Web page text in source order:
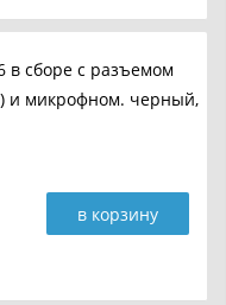
в сборе c разъемом
и микрофном. черный,
в корзину